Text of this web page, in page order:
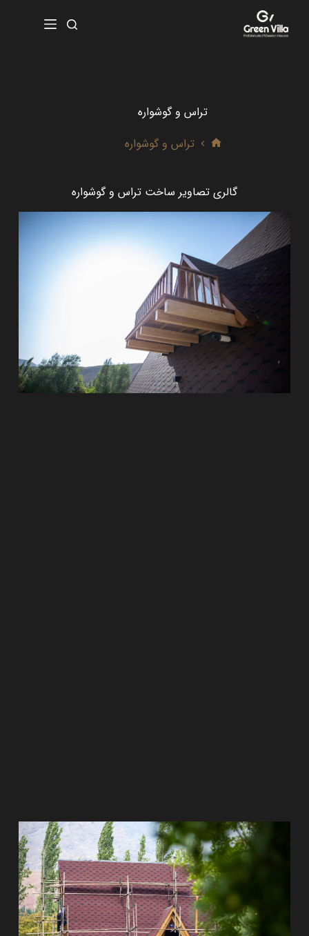
تراس و گوشواره
تراس و گوشواره
گالری تصاویر ساخت تراس و گوشواره